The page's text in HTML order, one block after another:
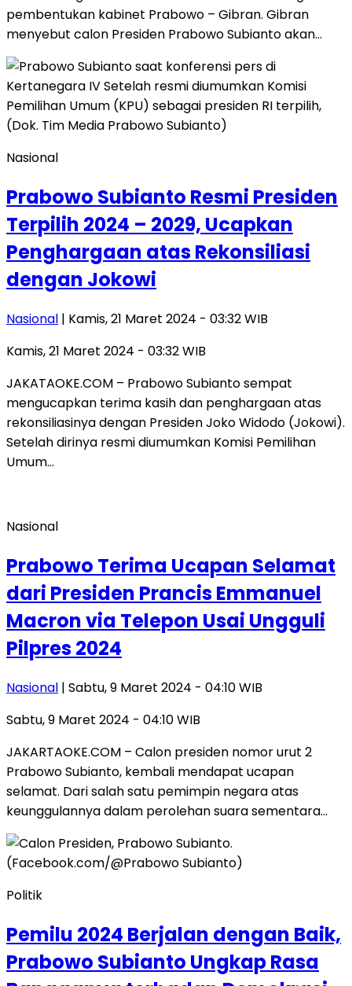
pembentukan kabinet Prabowo – Gibran. Gibran
menyebut calon Presiden Prabowo Subianto akan…
Nasional
Prabowo Subianto Resmi Presiden
Terpilih 2024 – 2029, Ucapkan
Penghargaan atas Rekonsiliasi
dengan Jokowi
Nasional | Kamis, 21 Maret 2024 - 03:32 WIB
Kamis, 21 Maret 2024 - 03:32 WIB
JAKATAOKE.COM – Prabowo Subianto sempat
mengucapkan terima kasih dan penghargaan atas
rekonsiliasinya dengan Presiden Joko Widodo (Jokowi).
Setelah dirinya resmi diumumkan Komisi Pemilihan
Umum…
Nasional
Prabowo Terima Ucapan Selamat
dari Presiden Prancis Emmanuel
Macron via Telepon Usai Ungguli
Pilpres 2024
Nasional | Sabtu, 9 Maret 2024 - 04:10 WIB
Sabtu, 9 Maret 2024 - 04:10 WIB
JAKARTAOKE.COM – Calon presiden nomor urut 2
Prabowo Subianto, kembali mendapat ucapan
selamat. Dari salah satu pemimpin negara atas
keunggulannya dalam perolehan suara sementara…
Politik
Pemilu 2024 Berjalan dengan Baik,
Prabowo Subianto Ungkap Rasa